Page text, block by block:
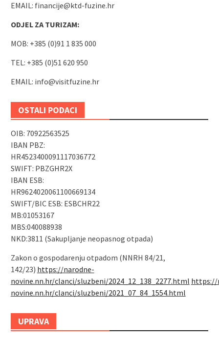
EMAIL: financije@ktd-fuzine.hr
ODJEL ZA TURIZAM:
MOB: +385 (0)91 1 835 000
TEL: +385 (0)51 620 950
EMAIL: info@visitfuzine.hr
OSTALI PODACI
OIB: 70922563525
IBAN PBZ:
HR4523400091117036772
SWIFT: PBZGHR2X
IBAN ESB:
HR9624020061100669134
SWIFT/BIC ESB: ESBCHR22
MB:01053167
MBS:040088938
NKD:3811 (Sakupljanje neopasnog otpada)
Zakon o gospodarenju otpadom (NNRH 84/21,
142/23) https://narodne-
novine.nn.hr/clanci/sluzbeni/2024_12_138_2277.html https://
novine.nn.hr/clanci/sluzbeni/2021_07_84_1554.html
UPRAVA